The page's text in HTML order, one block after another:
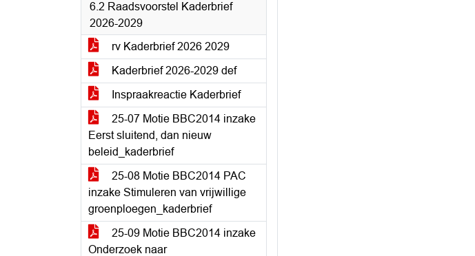
6.2 Raadsvoorstel Kaderbrief
2026-2029
rv Kaderbrief 2026 2029
Kaderbrief 2026-2029 def
Inspraakreactie Kaderbrief
25-07 Motie BBC2014 inzake
Eerst sluitend, dan nieuw
beleid_kaderbrief
25-08 Motie BBC2014 PAC
inzake Stimuleren van vrijwillige
groenploegen_kaderbrief
25-09 Motie BBC2014 inzake
Onderzoek naar